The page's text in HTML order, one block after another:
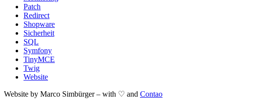
Patch
Redirect
Shopware
Sicherheit
SQL
Symfony
TinyMCE
Twig
Website
Website by Marco Simbürger – with ♡ and Contao